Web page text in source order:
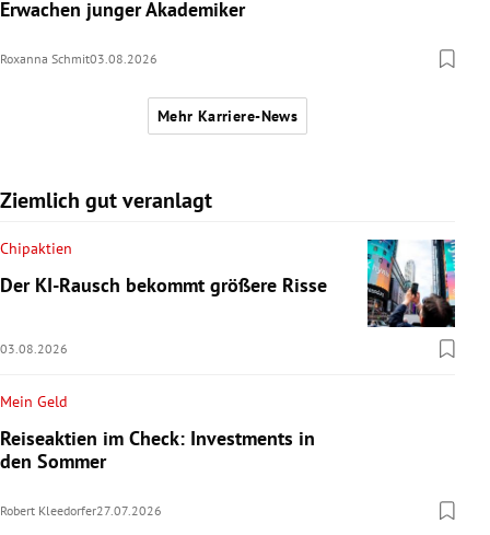
Erwachen junger Akademiker
Roxanna Schmit03.08.2026
Mehr Karriere-News
Ziemlich gut veranlagt
Chipaktien
Der KI-Rausch bekommt größere Risse
03.08.2026
Mein Geld
Reiseaktien im Check: Investments in
den Sommer
Robert Kleedorfer27.07.2026